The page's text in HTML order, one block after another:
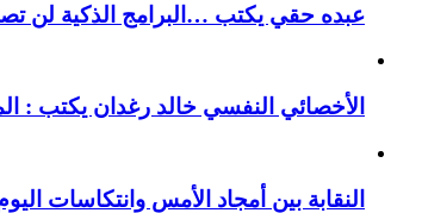
عبده حقي يكتب …البرامج الذكية لن
الأخصائي النفسي خالد رغدان يكتب :
النقابة بين أمجاد الأمس وانتكاسات